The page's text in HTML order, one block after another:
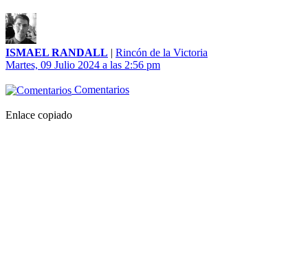
ISMAEL RANDALL | Rincón de la Victoria
Martes, 09 Julio 2024 a las 2:56 pm
Comentarios
Enlace copiado